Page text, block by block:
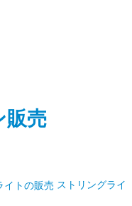
ストリングライ